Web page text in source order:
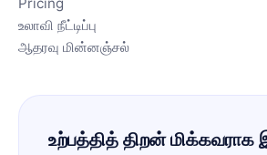
உலாவி நீட்டிப்பு
ஆதரவு மின்னஞ்சல்
உற்பத்தித் திறன் மிக்கவராக